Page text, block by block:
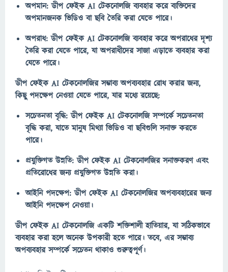
অপমান: ডীপ ফেইক AI টেকনোলজি ব্যবহার করে ব্যক্তিদের
অপমানজনক ভিডিও বা ছবি তৈরি করা যেতে পারে।
অপরাধ: ডীপ ফেইক AI টেকনোলজি ব্যবহার করে অপরাধের দৃশ্য
তৈরি করা যেতে পারে, যা অপরাধীদের সাজা এড়াতে ব্যবহার করা
যেতে পারে।
ডীপ ফেইক AI টেকনোলজির সম্ভাব্য অপব্যবহার রোধ করার জন্য,
কিছু পদক্ষেপ নেওয়া যেতে পারে, যার মধ্যে রয়েছে:
সচেতনতা বৃদ্ধি: ডীপ ফেইক AI টেকনোলজি সম্পর্কে সচেতনতা
বৃদ্ধি করা, যাতে মানুষ মিথ্যা ভিডিও বা ছবিগুলি সনাক্ত করতে
পারে।
প্রযুক্তিগত উন্নতি: ডীপ ফেইক AI টেকনোলজির সনাক্তকরণ এবং
প্রতিরোধের জন্য প্রযুক্তিগত উন্নতি করা।
আইনি পদক্ষেপ: ডীপ ফেইক AI টেকনোলজির অপব্যবহারের জন্য
আইনি পদক্ষেপ নেওয়া।
ডীপ ফেইক AI টেকনোলজি একটি শক্তিশালী হাতিয়ার, যা সঠিকভাবে
ব্যবহার করা হলে অনেক উপকারী হতে পারে। তবে, এর সম্ভাব্য
অপব্যবহার সম্পর্কে সচেতন থাকাও গুরুত্বপূর্ণ।